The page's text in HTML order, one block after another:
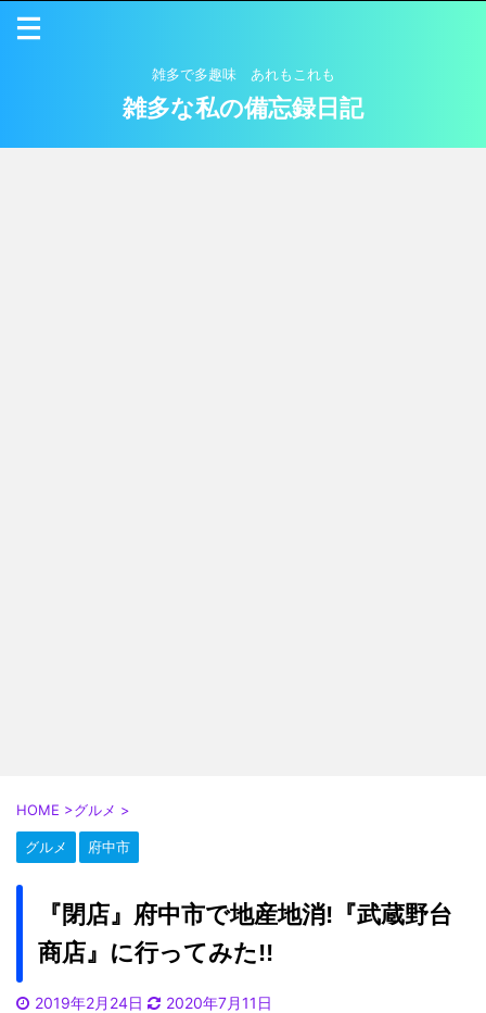
雑多で多趣味 あれもこれも
雑多な私の備忘録日記
HOME >グルメ >
グルメ 府中市
『閉店』府中市で地産地消!『武蔵野台
商店』に行ってみた!!
2019年2月24日 2020年7月11日